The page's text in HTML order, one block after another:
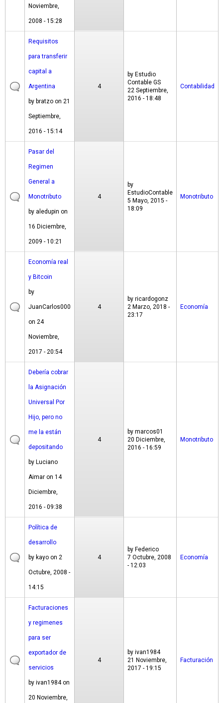
Noviembre,
2008 - 15:28
Requisitos
para transferir
capital a
Argentina
by bratzo on 21
Septiembre,
2016 - 15:14
4
by Estudio
Contable GS
22 Septiembre,
2016 - 18:48
Contabilidad
Pasar del
Regimen
General a
Monotributo
by aledupin on
16 Diciembre,
2009 - 10:21
4
by
EstudioContable
5 Mayo, 2015 -
18:09
Monotributo
Economía real
y Bitcoin
by
JuanCarlos000
on 24
Noviembre,
2017 - 20:54
4
by ricardogonz
2 Marzo, 2018 -
23:17
Economía
Debería cobrar
la Asignación
Universal Por
Hijo, pero no
me la están
depositando
by Luciano
Aimar on 14
Diciembre,
2016 - 09:38
4
by marcos01
20 Diciembre,
2016 - 16:59
Monotributo
Política de
desarrollo
by kayo on 2
Octubre, 2008 -
14:15
4
by Federico
7 Octubre, 2008
- 12:03
Economía
Facturaciones
y regimenes
para ser
exportador de
servicios
by ivan1984on
20 Noviembre,
4
by ivan1984
21 Noviembre,
2017 - 19:15
Facturación